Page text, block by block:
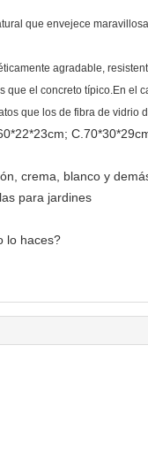
que envejece
agradable,
que el concreto típico.En el
que los de fibra de vidrio
crema, blanco y
para jardines
lo haces?